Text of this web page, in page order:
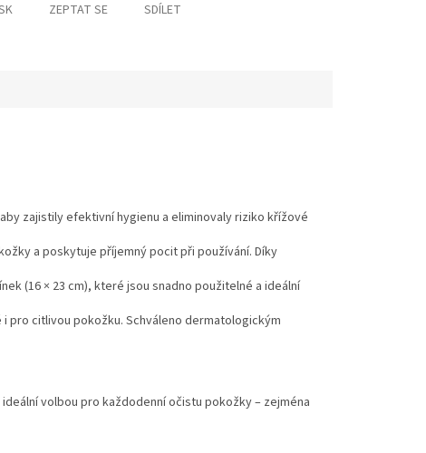
ZEPTAT SE SDÍLET
zajistily efektivní hygienu a eliminovaly riziko křížové
a poskytuje příjemný pocit při používání. Díky
(16 × 23 cm), které jsou snadno použitelné a ideální
pro citlivou pokožku. Schváleno dermatologickým
volbou pro každodenní očistu pokožky – zejména